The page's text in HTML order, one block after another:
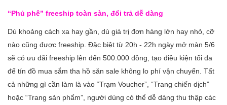
“Phủ phê” freeship toàn sàn, đổi trả dễ dàng
Dù khoảng cách xa hay gần, dù giá trị đơn hàng lớn hay nhỏ, cỡ
nào cũng được freeship. Đặc biệt từ 20h - 22h ngày mở màn 5/6
sẽ có ưu đãi freeship lên đến 500.000 đồng, tạo điều kiện tối đa
để tín đồ mua sắm tha hồ săn sale không lo phí vận chuyển. Tất
cả những gì cần làm là vào “Trạm Voucher”, “Trang chiến dịch”
hoặc “Trang sản phẩm”, người dùng có thể dễ dàng thu thập các